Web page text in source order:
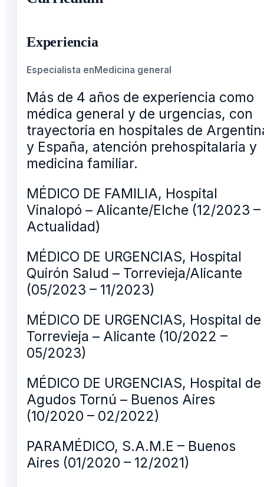
Experiencia
Especialista enMedicina general
Más de 4 años de experiencia como
médica general y de urgencias, con
trayectoria en hospitales de
y España, atención prehospitalaria y
medicina familiar.
MÉDICO DE FAMILIA, Hospital
Vinalopó – Alicante/Elche (12/2023 –
Actualidad)
MÉDICO DE URGENCIAS, Hospital
Quirón Salud – Torrevieja/Alicante
(05/2023 – 11/2023)
MÉDICO DE URGENCIAS, Hospital de
Torrevieja – Alicante (10/2022 –
05/2023)
MÉDICO DE URGENCIAS, Hospital de
Agudos Tornú – Buenos Aires
(10/2020 – 02/2022)
PARAMÉDICO, S.A.M.E – Buenos
Aires (01/2020 – 12/2021)